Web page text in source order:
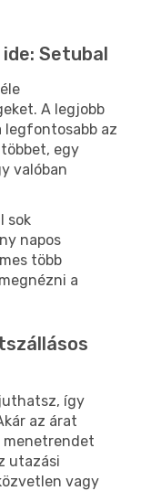
Setubal
A legjobb
legfontosabb az
egy
valóban
sok
napos
több
a
így
az árat
menetrendet
utazási
vagy